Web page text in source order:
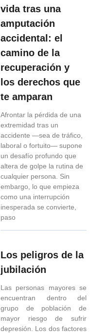
vida tras una
amputación
accidental: el
camino de la
recuperación y
los derechos que
te amparan
Afrontar la pérdida de una
extremidad tras un
accidente —sea de tráfico,
laboral o fortuito— supone
un desafío profundo que
altera de golpe la rutina de
cualquier persona. Sin
embargo, lo que empieza
como una interrupción
inesperada se convierte,
paso
Los peligros de la
jubilación
Las personas mayores se
encuentran dentro del
grupo de población de
mayor riesgo de sufrir
depresión. Los dos factores